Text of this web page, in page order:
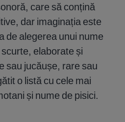
care să conțină
dar imaginația este
de alegerea unui nume
elaborate și
sau jucăușe, rare sau
o listă cu cele mai
și nume de pisici.